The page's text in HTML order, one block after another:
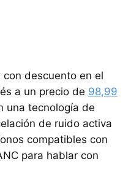
descuento en el
a un precio de 98,99
una tecnología de
de ruido activa
compatibles con
para hablar con